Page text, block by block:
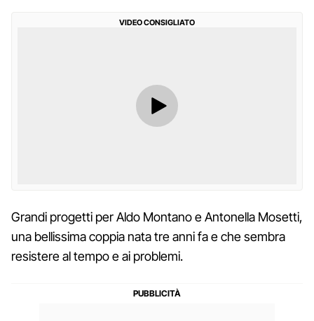
VIDEO CONSIGLIATO
Grandi progetti per Aldo Montano e Antonella Mosetti,
una bellissima coppia nata tre anni fa e che sembra
resistere al tempo e ai problemi.